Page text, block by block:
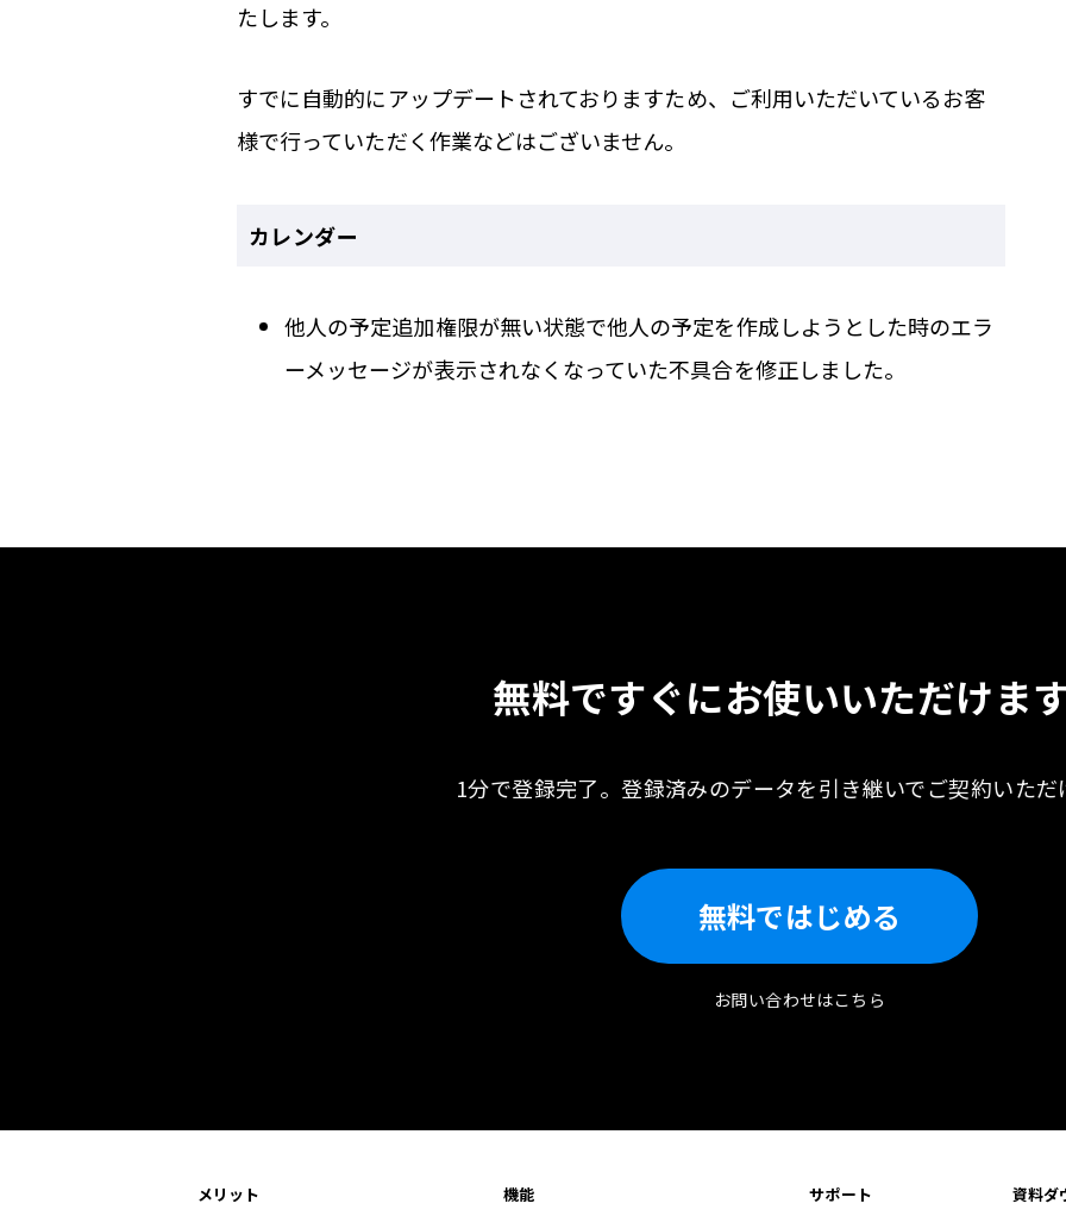
たします。
すでに自動的にアップデートされておりますため、ご利用いただいているお客
様で行っていただく作業などはございません。
カレンダー
他人の予定追加権限が無い状態で他人の予定を作成しようとした時のエラ
ーメッセージが表示されなくなっていた不具合を修正しました。
無料ですぐにお使いいただけます
1分で登録完了。登録済みのデータを引き継いでご契約いただ
無料ではじめる
お問い合わせはこちら
メリット 機能 サポート 資料ダ